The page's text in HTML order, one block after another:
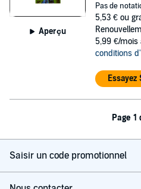
Aperçu
Pas de
5,53 € ou
5,99 €/mois
conditions
Page 1
Saisir un code promotionnel